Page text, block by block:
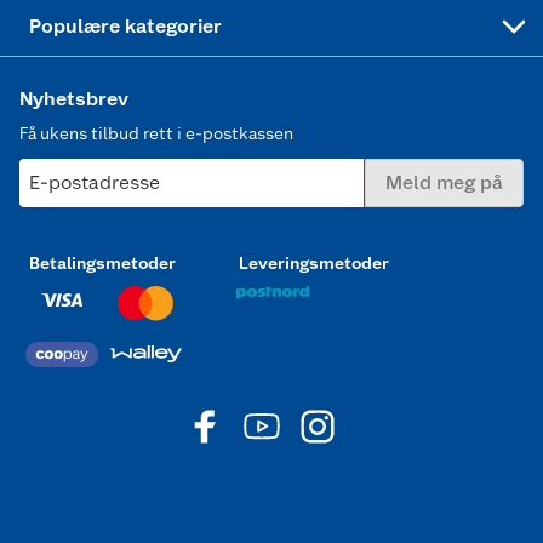
Populære kategorier
Nyhetsbrev
Få ukens tilbud rett i e-postkassen
E-postadresse Meld meg på
Betalingsmetoder Leveringsmetoder